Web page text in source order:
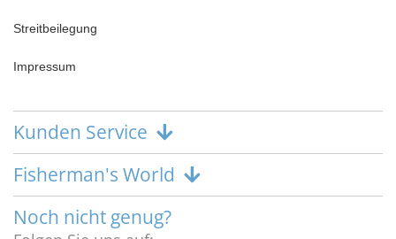
Streitbeilegung
Impressum
Kunden Service
Fisherman's World
Noch nicht genug?